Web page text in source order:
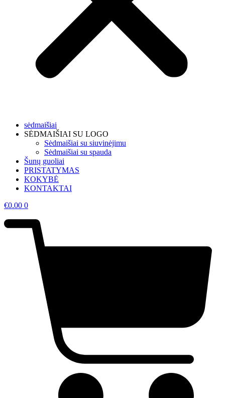
sėdmaišiai
SĖDMAIŠIAI SU LOGO
Sėdmaišiai su siuvinėjimu
Sėdmaišiai su spauda
Šunų guoliai
PRISTATYMAS
KOKYBĖ
KONTAKTAI
€0.00 0